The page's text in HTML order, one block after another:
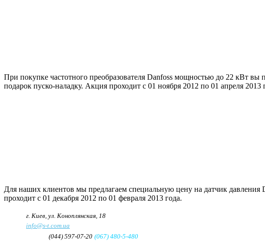
При покупке частотного преобразователя Danfoss мощностью до 22 кВт вы
подарок пуско-наладку. Акция проходит с 01 ноября 2012 по 01 апреля 2013
Для наших клиентов мы предлагаем специальную цену на датчик
проходит с 01 декабря 2012 по 01 февраля 2013 года.
г. Киев, ул. Коноплянская, 18
info@s-t.com.ua
(044) 597-07-20 (067) 480-5-480